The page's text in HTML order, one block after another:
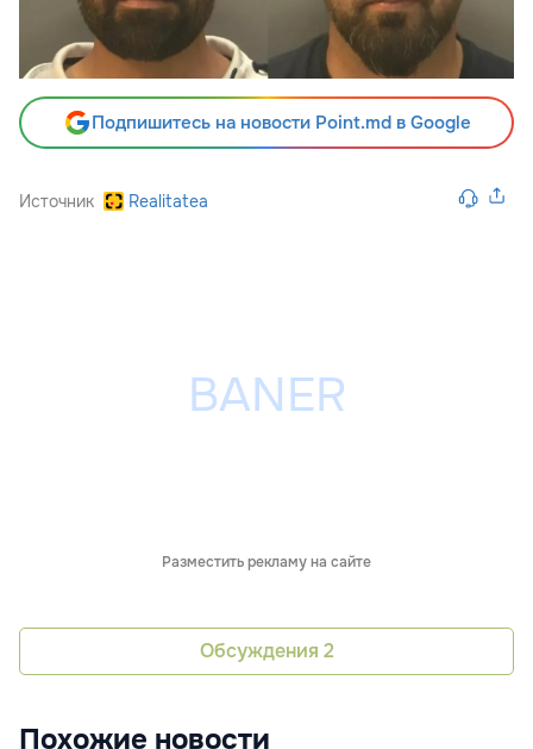
Подпишитесь на новости Point.md в Google
Источник Realitatea
Разместить рекламу на сайте
Обсуждения 2
Похожие новости